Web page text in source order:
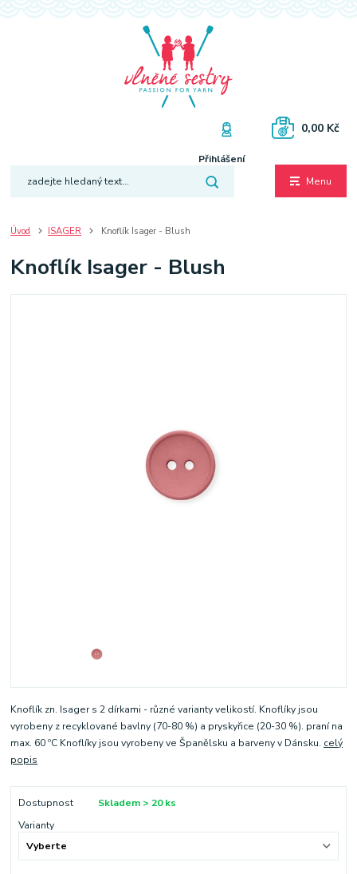
Menu
Přihlášení
0,00 Kč
Úvod ISAGER Knoflík Isager - Blush
Knoflík Isager - Blush
Knoflík zn. Isager s 2 dírkami - různé varianty velikostí. Knoflíky jsou
vyrobeny z recyklované bavlny (70-80 %) a pryskyřice (20-30 %). praní na
max. 60 ºC Knoflíky jsou vyrobeny ve Španělsku a barveny v Dánsku. celý
popis
Dostupnost
Skladem > 20 ks
Varianty